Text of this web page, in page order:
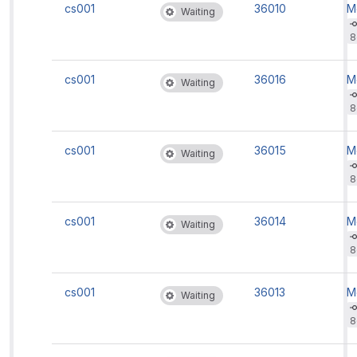
cs001 Waiting 36010
cs001 Waiting 36016
cs001 Waiting 36015
cs001 Waiting 36014
cs001 Waiting 36013